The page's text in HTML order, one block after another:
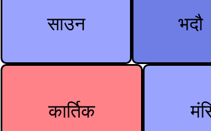
साउन भदौ
कार्तिक